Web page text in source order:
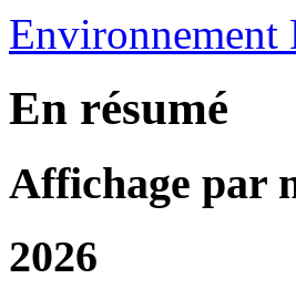
Environnement
En résumé
Affichage par
2026